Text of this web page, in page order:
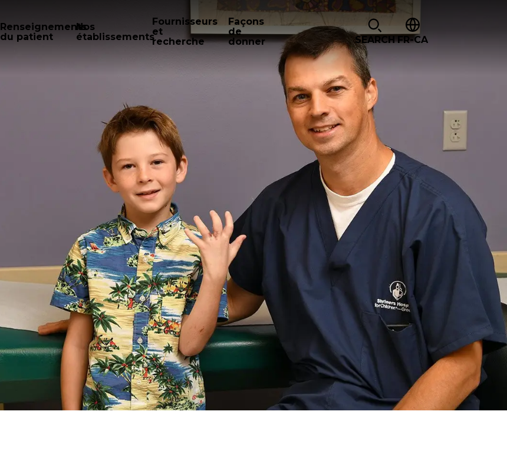
Renseignements
du patient
Nos
établissements
Fournisseurs
et
recherche
Façons
de
donner
SEARCH FR-CA